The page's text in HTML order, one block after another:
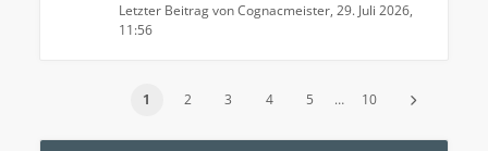
Letzter Beitrag vonCognacmeister, 29. Juli 2026,
11:56
1 2 3 4 5 … 10